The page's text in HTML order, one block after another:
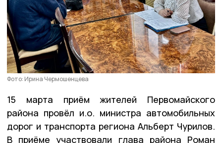
Фото: Ирина Чермошенцева
15 марта приём жителей Первомайского
района провёл и.о. министра автомобильных
дорог и транспорта региона Альберт Чурилов.
В приёме участвовали глава района Роман